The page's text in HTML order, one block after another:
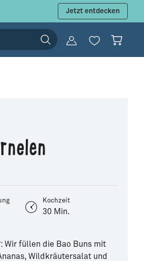
Jetzt entdecken
Kochzeit
30 Min.
Wir füllen die Bao Buns mit
Wildkräutersalat und